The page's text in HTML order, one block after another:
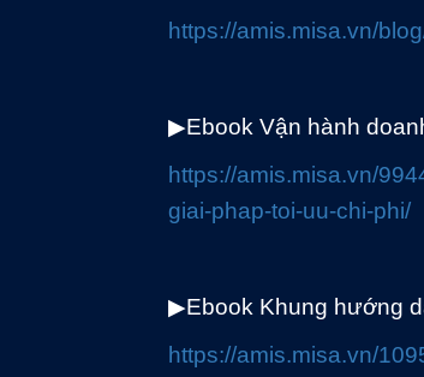
https://amis.misa.vn/
▶Ebook Vận hành
https://amis.misa.vn/
giai-phap-toi-uu-chi-phi/
▶Ebook Khung hướng
https://amis.misa.vn/